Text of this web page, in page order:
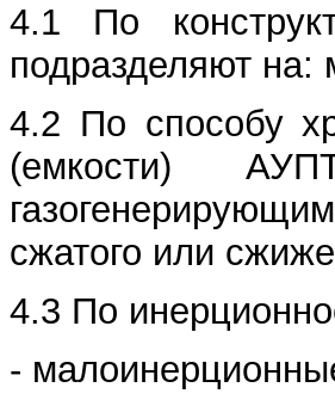
4.1 По
подразделяют на:
4.2 По способу
(емкости)
сжатого или
4.3 По
-